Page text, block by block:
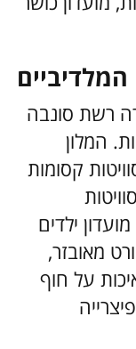
רשת סונבה
המלון
קסומות
ילדים
מאובזר,
על חוף